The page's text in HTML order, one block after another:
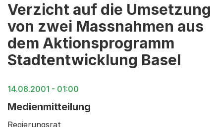
Verzicht auf die Umsetzung
von zwei Massnahmen aus
dem Aktionsprogramm
Stadtentwicklung Basel
14.08.2001 - 01:00
Medienmitteilung
Regierungsrat